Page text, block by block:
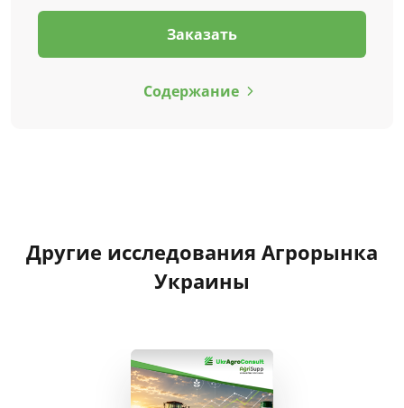
Заказать
Содержание
Другие исследования Агрорынка
Украины